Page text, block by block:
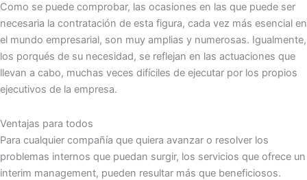
Como se puede comprobar, las ocasiones en las que puede ser
necesaria la contratación de esta figura, cada vez más esencial en
el mundo empresarial, son muy amplias y numerosas. Igualmente,
los porqués de su necesidad, se reflejan en las actuaciones que
llevan a cabo, muchas veces difíciles de ejecutar por los propios
ejecutivos de la empresa.
Ventajas para todos
Para cualquier compañía que quiera avanzar o resolver los
problemas internos que puedan surgir, los servicios que ofrece un
interim management, pueden resultar más que beneficiosos.